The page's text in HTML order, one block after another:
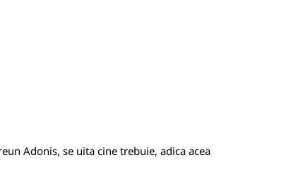
Adonis, se uita cine trebuie, adica acea